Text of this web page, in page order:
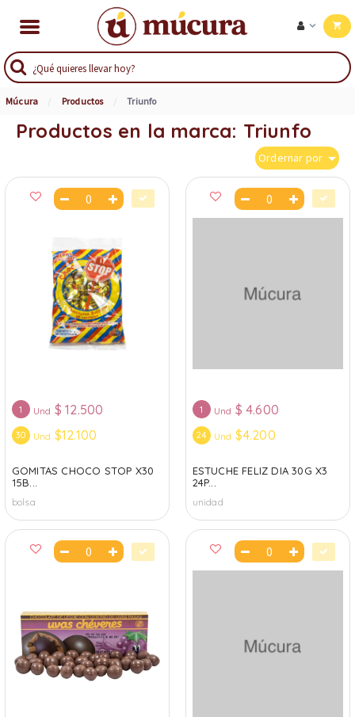
Múcura Productos Triunfo
Productos en la marca: Triunfo
Ordernar por
1 Und $ 12.500
30 Und $12.100
GOMITAS CHOCO STOP X30
15B...
bolsa
1 Und $ 4.600
24 Und $4.200
ESTUCHE FELIZ DIA 30G X3
24P...
unidad